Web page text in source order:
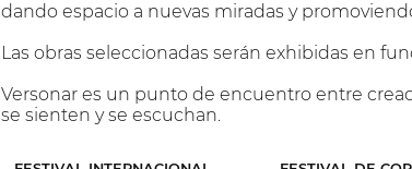
dando espacio a nuevas miradas y
Las obras seleccionadas serán exhibidas en
Versonar es un punto de encuentro entre
se sienten y se escuchan.